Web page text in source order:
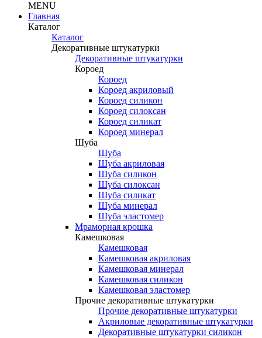
MENU
Главная
Каталог
Каталог
Декоративные штукатурки
Декоративные штукатурки
Короед
Короед
Короед акриловый
Короед силикон
Короед силоксан
Короед силикат
Короед минерал
Шуба
Шуба
Шуба акриловая
Шуба силикон
Шуба силоксан
Шуба силикат
Шуба минерал
Шуба эластомер
Мраморная крошка
Камешковая
Камешковая
Камешковая акриловая
Камешковая минерал
Камешковая силикон
Камешковая эластомер
Прочие декоративные штукатурки
Прочие декоративные штукатурки
Акриловые декоративные штукатурки
Декоративные штукатурки силикон